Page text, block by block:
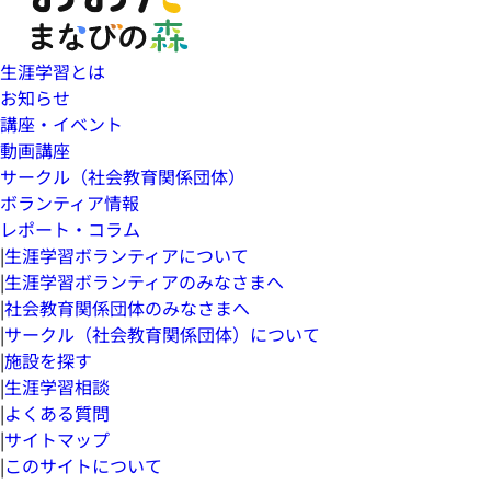
生涯学習とは
お知らせ
講座・イベント
動画講座
サークル（社会教育関係団体）
ボランティア情報
レポート・コラム
|生涯学習ボランティアについて
|生涯学習ボランティアのみなさまへ
|社会教育関係団体のみなさまへ
|サークル（社会教育関係団体）について
|施設を探す
|生涯学習相談
|よくある質問
|サイトマップ
|このサイトについて